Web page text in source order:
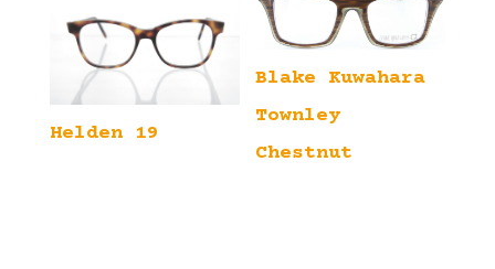
Helden 19
Blake Kuwahara
Townley
Chestnut